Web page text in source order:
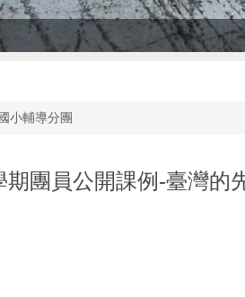
國小輔導分團
期團員公開課例-臺灣的